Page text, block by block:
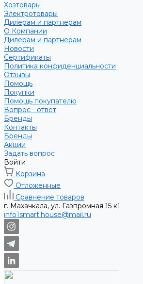
Хозтовары
Электротовары
Дилерам и партнерам
О Компании
Дилерам и партнерам
Новости
Сертификаты
Политика конфиденциальности
Отзывы
Помощь
Покупки
Помощь покупателю
Вопрос - ответ
Бренды
Контакты
Бренды
Акции
Задать вопрос
Войти
Корзина
Отложенные
Сравнение товаров
г. Махачкала, ул. Газпромная 15 к1
info1smart.house@mail.ru